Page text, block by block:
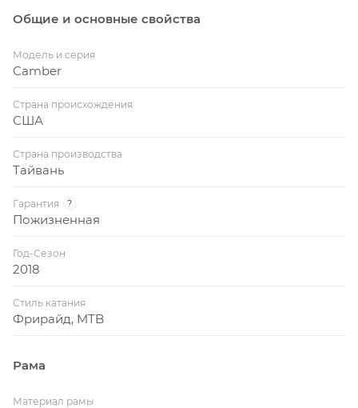
Общие и основные свойства
Модель и серия
Camber
Страна происхождения
США
Страна производства
Тайвань
Гарантия ?
Пожизненная
Год-Сезон
2018
Стиль катания
Фрирайд, MTB
Рама
Материал рамы